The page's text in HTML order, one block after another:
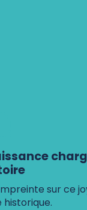
sur ce
historique.